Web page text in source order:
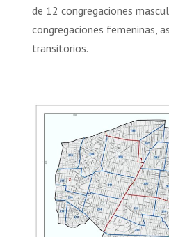
de 12 congregaciones
congregaciones femeninas,
transitorios.